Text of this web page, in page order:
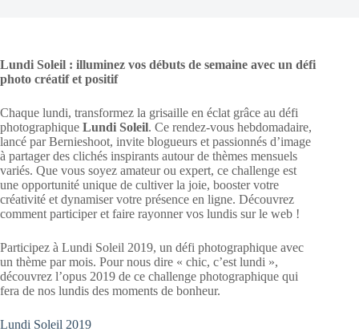
Lundi Soleil : illuminez vos débuts de semaine avec un défi
photo créatif et positif
Chaque lundi, transformez la grisaille en éclat grâce au défi
photographique Lundi Soleil. Ce rendez-vous hebdomadaire,
lancé par Bernieshoot, invite blogueurs et passionnés d’image
à partager des clichés inspirants autour de thèmes mensuels
variés. Que vous soyez amateur ou expert, ce challenge est
une opportunité unique de cultiver la joie, booster votre
créativité et dynamiser votre présence en ligne. Découvrez
comment participer et faire rayonner vos lundis sur le web !
Participez à Lundi Soleil 2019, un défi photographique avec
un thème par mois. Pour nous dire « chic, c’est lundi »,
découvrez l’opus 2019 de ce challenge photographique qui
fera de nos lundis des moments de bonheur.
Lundi Soleil 2019